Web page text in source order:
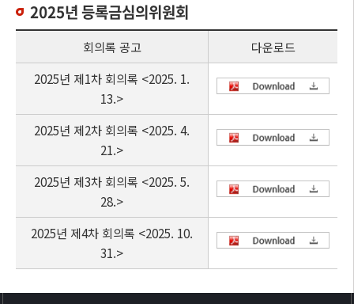
2025년 등록금심의위원회
회의록 공고
다운로드
2025년 제1차 회의록 <2025. 1.
13.>
2025년 제2차 회의록 <2025. 4.
21.>
2025년 제3차 회의록 <2025. 5.
28.>
2025년 제4차 회의록 <2025. 10.
31.>